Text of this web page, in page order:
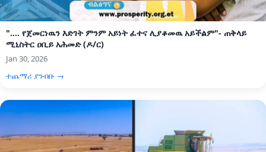
".... የጀመርነዉን እድገት ምንም አይነት ፈተና ሊያቆመዉ አይችልም"- ጠቅላይ
ሚኒስትር ዐቢይ አሕመድ (ዶ/ር)
Jan 30, 2026
ተጨማሪ ያንብቡ →